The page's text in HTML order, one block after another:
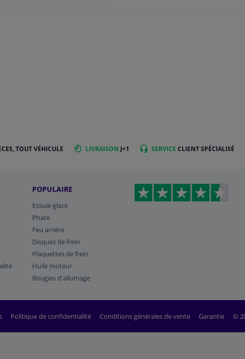
TOUT VÉHICULE LIVRAISON J+1 SERVICE CLIENT SPÉCIALISÉ
POPULAIRE
Essuie-glace
Phare
Feu arrière
Disques de frein
Plaquettes de frein
Huile moteur
Bougies d'allumage
Politique de confidentialité Conditions générales de vente Garantie ©